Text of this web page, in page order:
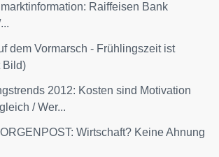
Raiffeisen Bank
dem Vormarsch - Frühlingszeit ist
Bild)
2012: Kosten sind Motivation
/ Wer...
Wirtschaft? Keine Ahnung